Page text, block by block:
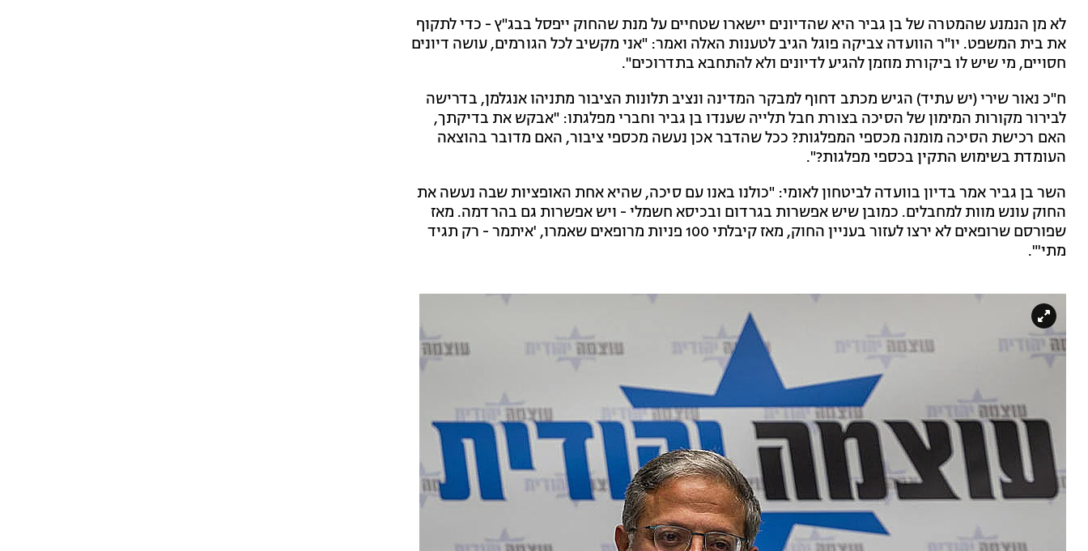
לא מן הנמנע שהמטרה של בן גביר היא שהדיונים יישארו שטחיים על מנת שהחוק ייפסל בבג"ץ - כדי לתקוף
את בית המשפט. יו"ר הוועדה צביקה פוגל הגיב לטענות האלה ואמר: "אני מקשיב לכל הגורמים, עושה דיונים
חסויים, מי שיש לו ביקורת מוזמן להגיע לדיונים ולא להתחבא בתדרוכים".
ח"כ נאור שירי (יש עתיד) הגיש מכתב דחוף למבקר המדינה ונציב תלונות הציבור מתניהו אנגלמן, בדרישה
לבירור מקורות המימון של הסיכה בצורת חבל תלייה שענדו בן גביר וחברי מפלגתו: "אבקש את בדיקתך,
האם רכישת הסיכה מומנה מכספי המפלגות? ככל שהדבר אכן נעשה מכספי ציבור, האם מדובר בהוצאה
העומדת בשימוש התקין בכספי מפלגות?".
השר בן גביר אמר בדיון בוועדה לביטחון לאומי: "כולנו באנו עם סיכה, שהיא אחת האופציות שבה נעשה את
החוק עונש מוות למחבלים. כמובן שיש אפשרות בגרדום ובכיסא חשמלי - ויש אפשרות גם בהרדמה. מאז
שפורסם שרופאים לא ירצו לעזור בעניין החוק, מאז קיבלתי 100 פניות מרופאים שאמרו, 'איתמר - רק תגיד
מתי'".